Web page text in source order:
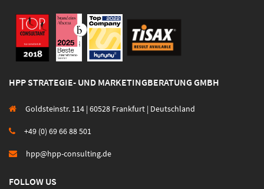
HPP STRATEGIE- UND MARKETINGBERATUNG GMBH
Goldsteinstr. 114 | 60528 Frankfurt | Deutschland
+49 (0) 69 66 88 501
hpp@hpp-consulting.de
FOLLOW US